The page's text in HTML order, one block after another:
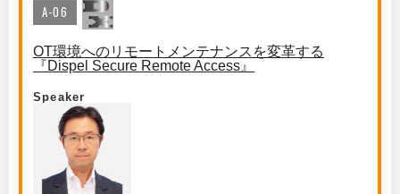
A-06
OT環境へのリモートメンテナンスを変革する
『Dispel Secure Remote Access』
Speaker